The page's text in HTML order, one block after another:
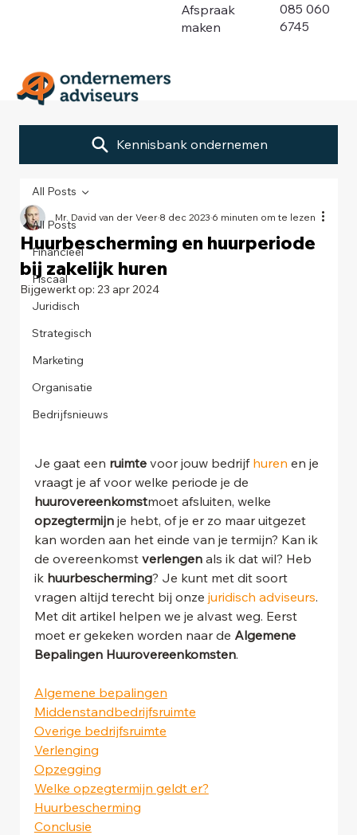
Afspraak
maken
085 060
6745
Kennisbank ondernemen
All Posts
Financieel
Fiscaal
Juridisch
Strategisch
Marketing
Organisatie
Bedrijfsnieuws
All Posts
Huurbescherming en huurperiode
bij zakelijk huren
Mr. David van der Veer8 dec 20236 minuten om te lezen
Bijgewerkt op: 23 apr 2024
Je gaat een ruimte voor jouw bedrijf huren en je
vraagt je af voor welke periode je de
huurovereenkomstmoet afsluiten, welke
opzegtermijn je hebt, of je er zo maar uitgezet
kan worden aan het einde van je termijn? Kan ik
de overeenkomst verlengen als ik dat wil? Heb
ik huurbescherming? Je kunt met dit soort
vragen altijd terecht bij onze juridisch adviseurs.
Met dit artikel helpen we je alvast weg. Eerst
moet er gekeken worden naar de Algemene
Bepalingen Huurovereenkomsten.
Algemene bepalingen
Middenstandbedrijfsruimte
Overige bedrijfsruimte
Verlenging
Opzegging
Welke opzegtermijn geldt er?
Huurbescherming
Conclusie